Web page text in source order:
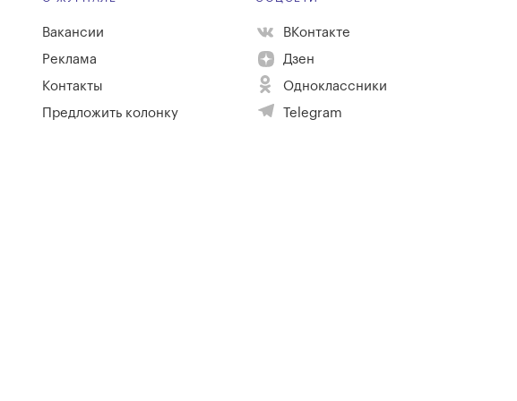
Вакансии
Реклама
Контакты
Предложить колонку
ВКонтакте
Дзен
Одноклассники
Telegram